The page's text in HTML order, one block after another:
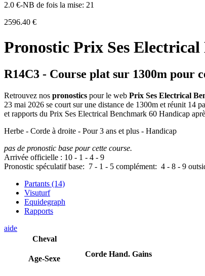
2.0 €-NB de fois la mise: 21
2596.40 €
Pronostic Prix Ses
R14C3 - Course plat sur 1300m pour
Retrouvez nos pronostics pour le web Prix Ses Electrical
23 mai 2026 se court sur une distance de 1300m et réunit 14
et rapports du Prix Ses Electrical Benchmark 60 Handicap
Herbe - Corde à droite - Pour 3 ans et plus - Handicap
pas de pronostic base pour cette course.
Arrivée officielle : 10 - 1 - 4 - 9
Pronostic spéculatif base: 7 - 1 - 5 complément: 4 - 8 - 9
Partants (14)
Visuturf
Equidegraph
Rapports
aide
Cheval
Age-Sexe
Corde Hand. Gains